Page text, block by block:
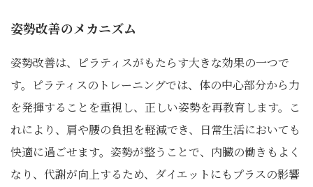
姿勢改善のメカニズム
姿勢改善は、ピラティスがもたらす大きな効果の一つで
す。ピラティスのトレーニングでは、体の中心部分から力
を発揮することを重視し、正しい姿勢を再教育します。こ
れにより、肩や腰の負担を軽減でき、日常生活においても
快適に過ごせます。姿勢が整うことで、内臓の働きもよく
なり、代謝が向上するため、ダイエットにもプラスの影響